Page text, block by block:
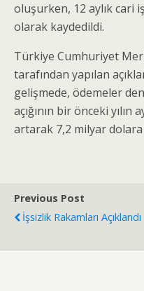
oluşurken, 12 aylık cari
olarak kaydedildi.
Türkiye Cumhuriyet
tarafından yapılan
gelişmede, ödemeler
açığının bir önceki
artarak 7,2 milyar
Previous Post
İşsizlik Rakamları Açıklandı